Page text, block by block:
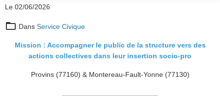
Le 02/06/2026
Dans Service Civique
Mission : Accompagner le public de la structure vers des
actions collectives dans leur insertion socio-pro
Provins (77160) & Montereau-Fault-Yonne (77130)